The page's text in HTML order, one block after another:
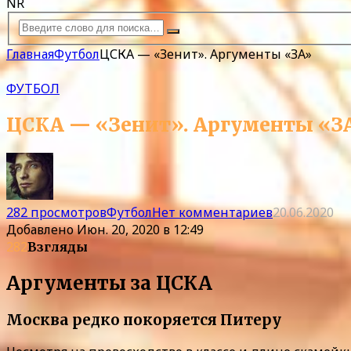
ГлавнаяФутболЦСКА — «Зенит». Аргументы «ЗА»
ФУТБОЛ
ЦСКА — «Зенит». Аргументы
282 просмотровФутболНет комментариев20.06.2020
ДобавленоИюн. 20, 2020 в 12:49
282Взгляды
Аргументы за ЦСКА
Москва редко покоряется Питеру